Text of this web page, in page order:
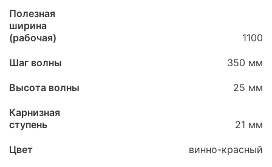
Полезная
ширина
(рабочая)
1100
Шаг волны 350 мм
Высота волны 25 мм
Карнизная
ступень
21 мм
Цвет винно-красный